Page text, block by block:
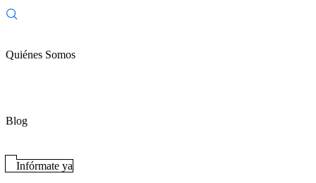
Quiénes Somos
Blog
Infórmate ya